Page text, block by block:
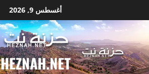
إلى
أغسطس 9, 2026
HEZNAH.NET